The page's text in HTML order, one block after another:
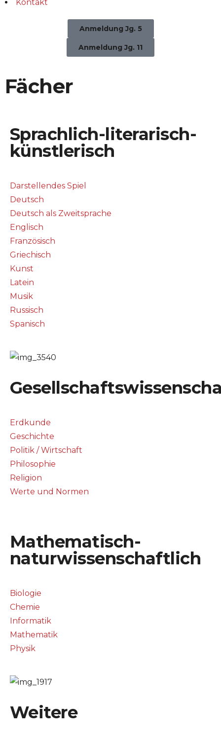
Kontakt
Anmeldung Jg. 5
Anmeldung Jg. 11
Fächer
Sprachlich-literarisch-
künstlerisch
Darstellendes Spiel
Deutsch
Deutsch als Zweitsprache
Englisch
Französisch
Griechisch
Kunst
Latein
Musik
Russisch
Spanisch
Erdkunde
Geschichte
Politik / Wirtschaft
Philosophie
Religion
Werte und Normen
Mathematisch-
naturwissenschaftlich
Biologie
Chemie
Informatik
Mathematik
Physik
Weitere